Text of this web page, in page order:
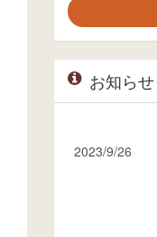
お知らせ
2023/9/26